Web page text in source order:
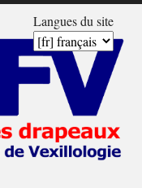
Langues du site